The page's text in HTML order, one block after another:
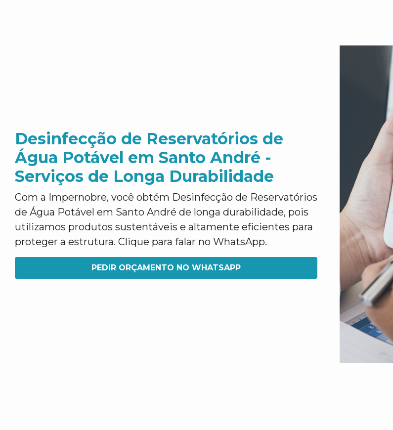
Desinfecção de Reservatórios de
Água Potável em Santo André -
Serviços de Longa Durabilidade
Com a Impernobre, você obtém Desinfecção de Reservatórios
de Água Potável em Santo André de longa durabilidade, pois
utilizamos produtos sustentáveis e altamente eficientes para
proteger a estrutura. Clique para falar no WhatsApp.
PEDIR ORÇAMENTO NO WHATSAPP